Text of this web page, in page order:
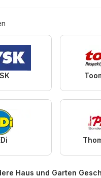
Haus und Garten